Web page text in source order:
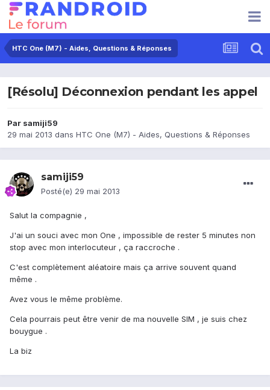
HTC One (M7) - Aides, Questions & Réponses
[Résolu] Déconnexion pendant les appel
Par samiji59
29 mai 2013 dans HTC One (M7) - Aides, Questions & Réponses
samiji59
Posté(e) 29 mai 2013
Salut la compagnie ,
J'ai un souci avec mon One , impossible de rester 5 minutes non
stop avec mon interlocuteur , ça raccroche .
C'est complètement aléatoire mais ça arrive souvent quand
même .
Avez vous le même problème.
Cela pourrais peut être venir de ma nouvelle SIM , je suis chez
bouygue .
La biz